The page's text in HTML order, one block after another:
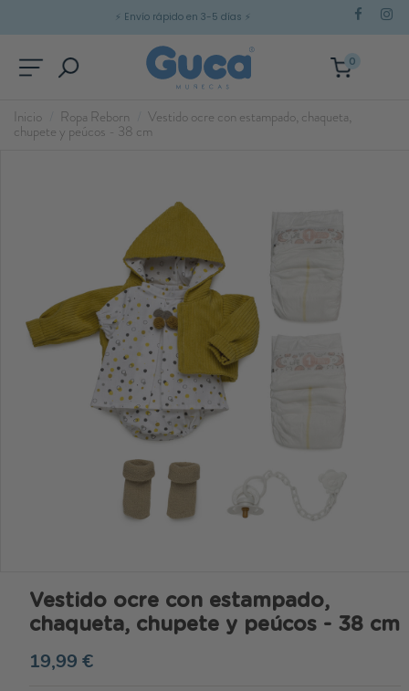
⚡ Envío rápido en 3-5 días ⚡
0
Inicio Ropa Reborn Vestido ocre con estampado, chaqueta,
chupete y peúcos - 38 cm
Vestido ocre con estampado,
chaqueta, chupete y peúcos - 38 cm
19,99 €